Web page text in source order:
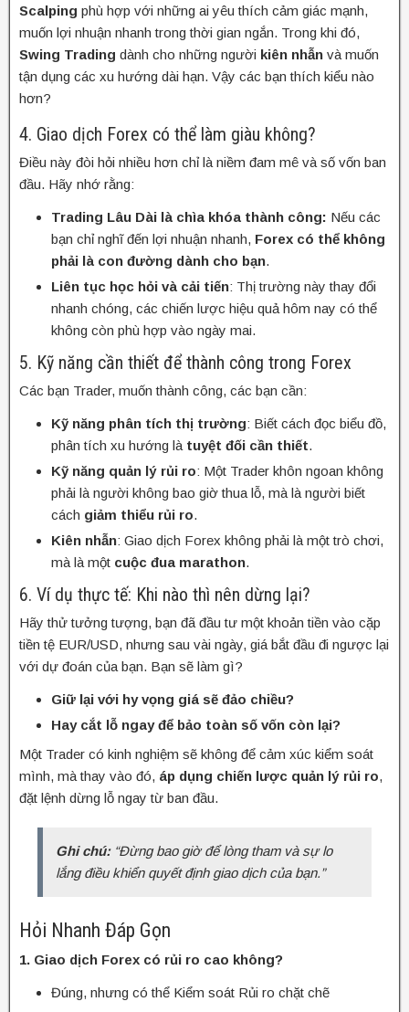
Scalping phù hợp với những ai yêu thích cảm giác mạnh,
muốn lợi nhuận nhanh trong thời gian ngắn. Trong khi đó,
Swing Trading dành cho những người kiên nhẫn và muốn
tận dụng các xu hướng dài hạn. Vậy các bạn thích kiểu nào
hơn?
4. Giao dịch Forex có thể làm giàu không?
Điều này đòi hỏi nhiều hơn chỉ là niềm đam mê và số vốn ban
đầu. Hãy nhớ rằng:
Trading Lâu Dài là chìa khóa thành công: Nếu các
bạn chỉ nghĩ đến lợi nhuận nhanh, Forex có thể không
phải là con đường dành cho bạn.
Liên tục học hỏi và cải tiến: Thị trường này thay đổi
nhanh chóng, các chiến lược hiệu quả hôm nay có thể
không còn phù hợp vào ngày mai.
5. Kỹ năng cần thiết để thành công trong Forex
Các bạn Trader, muốn thành công, các bạn cần:
Kỹ năng phân tích thị trường: Biết cách đọc biểu đồ,
phân tích xu hướng là tuyệt đối cần thiết.
Kỹ năng quản lý rủi ro: Một Trader khôn ngoan không
phải là người không bao giờ thua lỗ, mà là người biết
cách giảm thiểu rủi ro.
Kiên nhẫn: Giao dịch Forex không phải là một trò chơi,
mà là một cuộc đua marathon.
6. Ví dụ thực tế: Khi nào thì nên dừng lại?
Hãy thử tưởng tượng, bạn đã đầu tư một khoản tiền vào cặp
tiền tệ EUR/USD, nhưng sau vài ngày, giá bắt đầu đi ngược lại
với dự đoán của bạn. Bạn sẽ làm gì?
Giữ lại với hy vọng giá sẽ đảo chiều?
Hay cắt lỗ ngay để bảo toàn số vốn còn lại?
Một Trader có kinh nghiệm sẽ không để cảm xúc kiểm soát
mình, mà thay vào đó, áp dụng chiến lược quản lý rủi ro,
đặt lệnh dừng lỗ ngay từ ban đầu.
Ghi chú:“Đừng bao giờ để lòng tham và sự lo
lắng điều khiển quyết định giao dịch của bạn.”
Hỏi Nhanh Đáp Gọn
1. Giao dịch Forex có rủi ro cao không?
Đúng, nhưng có thể Kiểm soát Rủi ro chặt chẽ